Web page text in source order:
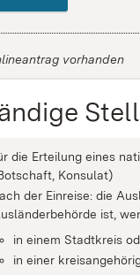
vorhanden
die Erteilung eines
Konsulat)
der Einreise: die
ist,
in einem Stadtkreis
in einer